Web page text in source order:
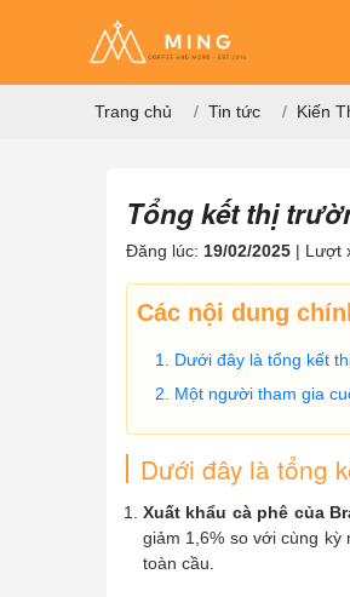
Trang chủ Tin tức Kiến
Tổng kết thị
Đăng lúc: 19/02/2025 | Lượt
Các nội dung
Dưới đây là tổng kết
Một người tham gia
Dưới đây là tổng
Xuất khẩu cà phê của
giảm 1,6% so với cùng
toàn cầu.